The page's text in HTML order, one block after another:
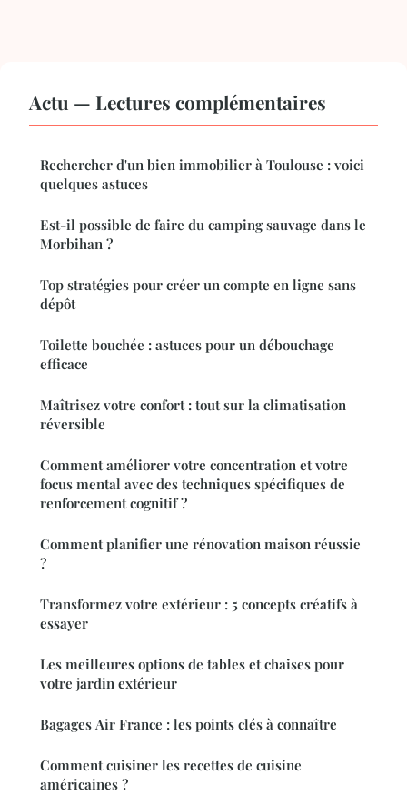
Actu — Lectures complémentaires
Rechercher d'un bien immobilier à Toulouse : voici
quelques astuces
Est-il possible de faire du camping sauvage dans le
Morbihan ?
Top stratégies pour créer un compte en ligne sans
dépôt
Toilette bouchée : astuces pour un débouchage
efficace
Maîtrisez votre confort : tout sur la climatisation
réversible
Comment améliorer votre concentration et votre
focus mental avec des techniques spécifiques de
renforcement cognitif ?
Comment planifier une rénovation maison réussie
?
Transformez votre extérieur : 5 concepts créatifs à
essayer
Les meilleures options de tables et chaises pour
votre jardin extérieur
Bagages Air France : les points clés à connaître
Comment cuisiner les recettes de cuisine
américaines ?